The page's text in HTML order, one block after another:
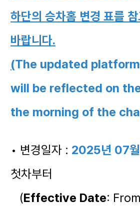
하단의 승차홈 변경 표를 참
바랍니다.
(The updated
will be reflected on
the morning of the
• 변경일자 : 2025년 07
첫차부터
(Effective Date: